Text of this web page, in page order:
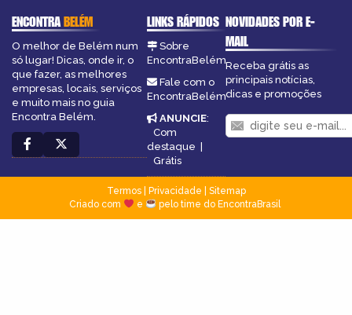
ENCONTRABELÉM
O melhor de Belém num
só lugar! Dicas, onde ir, o
que fazer, as melhores
empresas, locais, serviços
e muito mais no guia
Encontra Belém.
LINKS RÁPIDOS
Sobre
EncontraBelém
Fale com o
EncontraBelém
ANUNCIE:
Com
destaque
Grátis
NOVIDADES POR E-
MAIL
Receba grátis as
principais notícias,
dicas e promoções
Termos| Privacidade
Sitemap
Criado com
e pelo time do EncontraBrasil